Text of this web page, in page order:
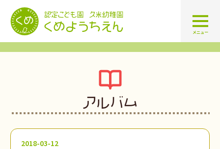
認定こども園 学校法人久米幼
メニュー
アルバム
2018-03-12